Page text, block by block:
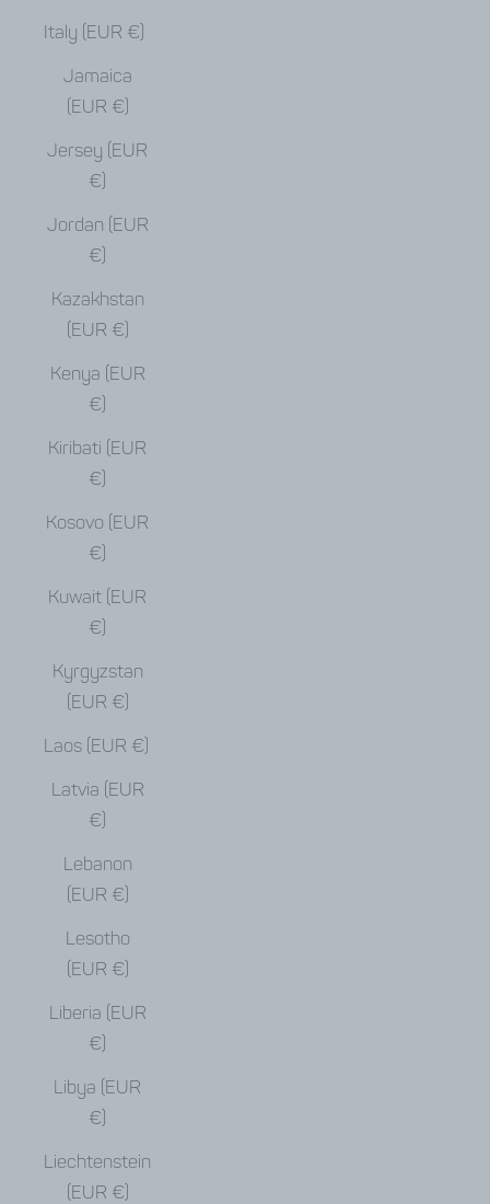
Italy (EUR €)
Jamaica
(EUR €)
Jersey (EUR
€)
Jordan (EUR
€)
Kazakhstan
(EUR €)
Kenya (EUR
€)
Kiribati (EUR
€)
Kosovo (EUR
€)
Kuwait (EUR
€)
Kyrgyzstan
(EUR €)
Laos (EUR €)
Latvia (EUR
€)
Lebanon
(EUR €)
Lesotho
(EUR €)
Liberia (EUR
€)
Libya (EUR
€)
Liechtenstein
(EUR €)